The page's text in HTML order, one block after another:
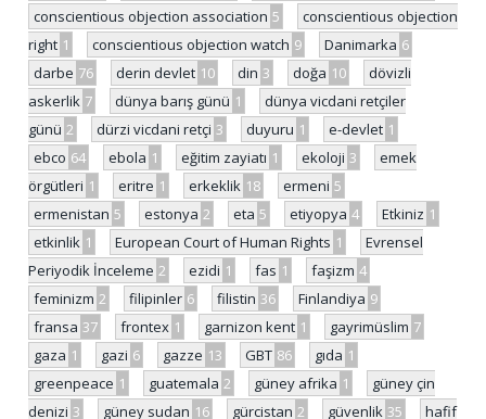
conscientious objection association 5
conscientious objection
right 1 conscientious objection watch 9 Danimarka 6
darbe 76 derin devlet 10 din 3 doğa 10
dövizli
askerlik 7 dünya barış günü 1
dünya vicdani retçiler
günü 2 dürzi vicdani retçi 3 duyuru 1 e-devlet 1
ebco 64 ebola 1 eğitim zayiatı 1 ekoloji 3
emek
örgütleri 1 eritre 1 erkeklik 18 ermeni 5
ermenistan 5 estonya 2 eta 5 etiyopya 4 Etkiniz 1
etkinlik 1 European Court of Human Rights 1
Evrensel
Periyodik İnceleme 2 ezidi 1 fas 1 faşizm 4
feminizm 2 filipinler 6 filistin 36 Finlandiya 9
fransa 37 frontex 1 garnizon kent 1 gayrimüslim 7
gaza 1 gazi 6 gazze 13 GBT 86 gıda 1
greenpeace 1 guatemala 2 güney afrika 1
güney çin
denizi 3 güney sudan 16 gürcistan 2 güvenlik 35
hafif